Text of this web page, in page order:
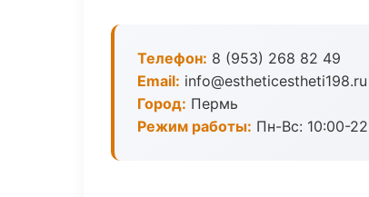
Телефон: 8 (953) 268 82 49
Email: info@estheticestheti198.ru
Город: Пермь
Режим работы: Пн-Вс: 10:00-